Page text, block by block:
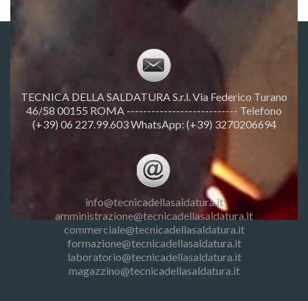
TECNICA DELLA SALDATURA S.r.l. Via Federico Turano
46/58 00155 ROMA --------------------------- Telefono
(+39) 06 227.99.603 WhatsApp: (+39) 3270206694
info@tecnicadellasaldatura.it
amministrazione@tecnicadellasaldatura.it
commerciale@tecnicadellasaldatura.it
formazione@tecnicadellasaldatura.it
laboratorio@tecnicadellasaldatura.it
magazzino@tecnicadellasaldatura.it